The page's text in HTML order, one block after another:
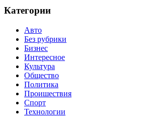
Категории
Авто
Без рубрики
Бизнес
Интересное
Культура
Общество
Политика
Проишествия
Спорт
Технологии